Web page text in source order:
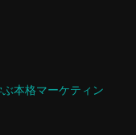
本格マーケティン